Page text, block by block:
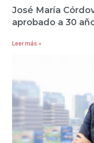
José María
aprobado a 30
Leer más »